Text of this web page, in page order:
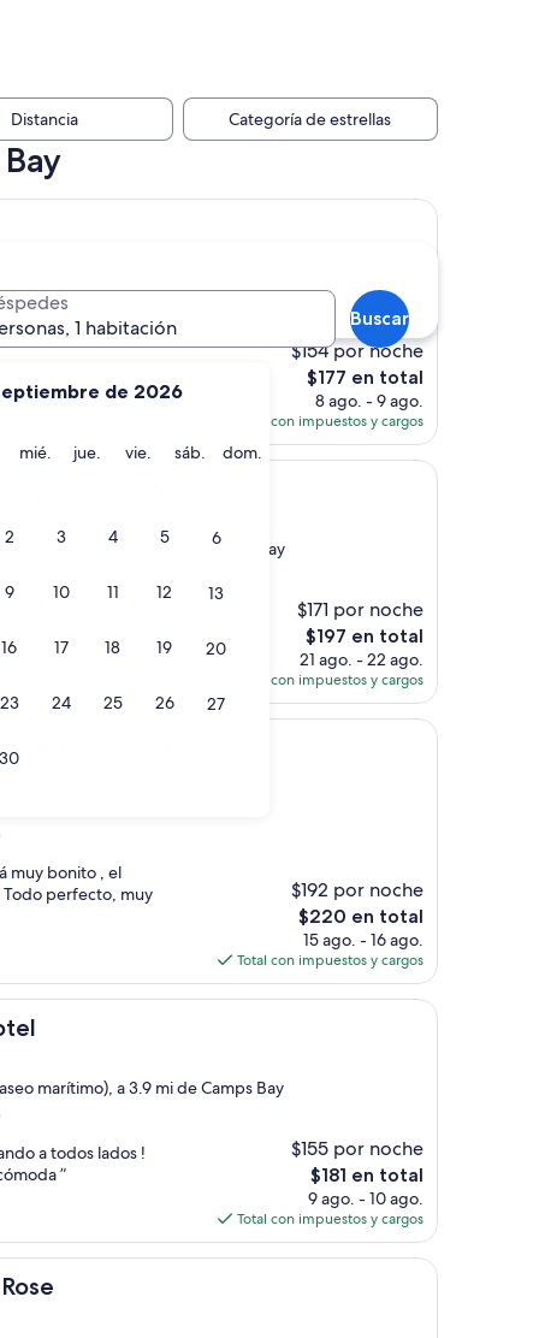
de 2026
martes
mié. miércoles
jue. jueves
vie. viernes
sáb. sábado
dom. domingo
2 3 4 5 6
9 10 11 12 13
16 17 18 19 20
23 24 25 26 27
30
1 habitación
Buscar
Distancia Categoría de estrellas
$154 por noche
El
precio
actual
es
de
$177 en total
8 ago. - 9 ago.
Total con impuestos y cargos
marítimo), a 3.8 mi de Camps Bay
$171 por noche
El
precio
actual
es
de
$197 en total
21 ago. - 22 ago.
Total con impuestos y cargos
Cape Town
muy bonito , el
Todo perfecto, muy
$192 por noche
El
precio
actual
es
de
$220 en total
15 ago. - 16 ago.
Total con impuestos y cargos
marítimo), a 3.9 mi de Camps Bay
a todos lados !
”
$155 por noche
El
precio
actual
es
de
$181 en total
9 ago. - 10 ago.
Total con impuestos y cargos